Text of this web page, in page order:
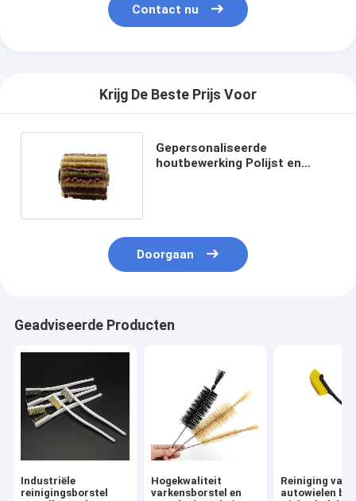
Contact nu
Krijg De Beste Prijs Voor
Gepersonaliseerde
houtbewerking Polijst en
Doorgaan
Geadviseerde Producten
Industriële
reinigingsborstel
Hogekwaliteit
varkensborstel en
Reiniging van
autowielen